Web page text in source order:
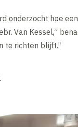
onderzocht hoe
Van Kessel,”
te richten blijft.”